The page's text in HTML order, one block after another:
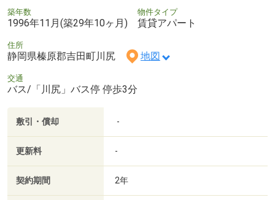
築年数
1996年11月(築29年10ヶ月)
物件タイプ
賃貸アパート
住所
静岡県榛原郡吉田町川尻 地図
交通
バス/「川尻」バス停 停歩3分
敷引・償却 -
更新料 -
契約期間 2年